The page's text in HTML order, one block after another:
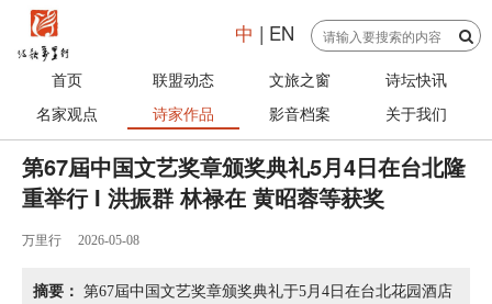
中 | EN
首页 联盟动态 文旅之窗
诗坛快讯
名家观点
诗家作品 影音档案 关于我们
第67屆中国文艺奖章颁奖典礼5月4日在台北隆
重举行 I 洪振群 林禄在 黄昭蓉等获奖
万里行 2026-05-08
摘要： 第67屆中国文艺奖章颁奖典礼于5月4日在台北花园酒店